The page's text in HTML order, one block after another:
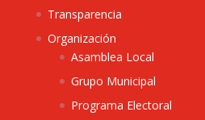
Transparencia
Organización
Asamblea Local
Grupo Municipal
Programa Electoral